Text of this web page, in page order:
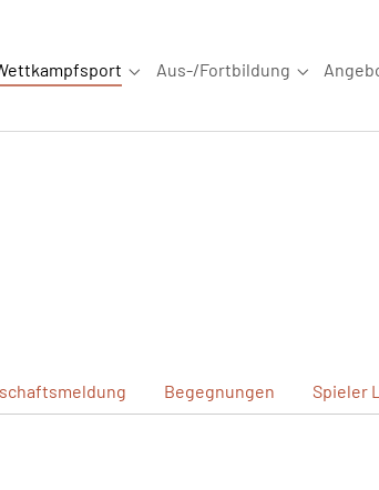
for "Blog" Submenu for "Wettkampfsport"
Aus-/Fortbildung
Begegnungen Spieler